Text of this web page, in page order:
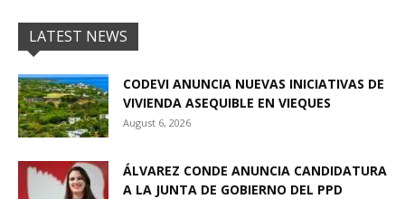
LATEST NEWS
CODEVI ANUNCIA NUEVAS INICIATIVAS DE
VIVIENDA ASEQUIBLE EN VIEQUES
August 6, 2026
ÁLVAREZ CONDE ANUNCIA CANDIDATURA
A LA JUNTA DE GOBIERNO DEL PPD